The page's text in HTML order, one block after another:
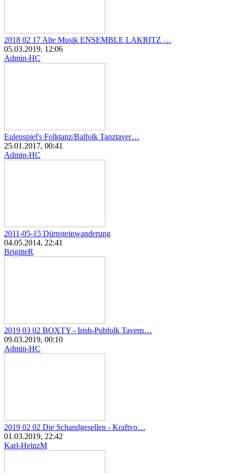
2018 02 17 Alte Musik ENSEMBLE LAKRITZ …
05.03.2019, 12:06
Admin-HC
Eulenspiel's Folktanz/Balfolk Tanztaver…
25.01.2017, 00:41
Admin-HC
2011-05-15 Dürnsteinwanderung
04.05.2014, 22:41
BrigitteR
2019 03 02 BOXTY - Irish-Pubfolk Tavern…
09.03.2019, 00:10
Admin-HC
2019 02 02 Die Schandgesellen - Kraftvo…
01.03.2019, 22:42
Karl-HeinzM